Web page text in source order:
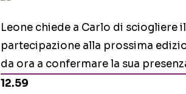
Leone chiede a Carlo di sciogliere
partecipazione alla prossima
da ora a confermare la sua
12.59